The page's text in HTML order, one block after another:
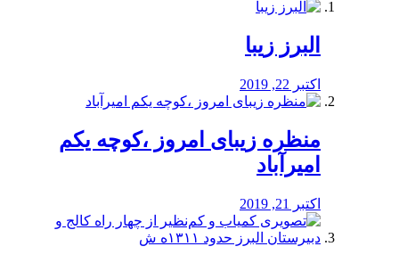
البرز زیبا
اکتبر 22, 2019
منظره‌‌ زیبای امروز ،کوچه یکم
امیرآباد
اکتبر 21, 2019